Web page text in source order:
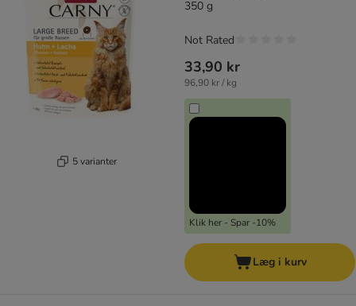
5 varianter
350 g
33,90 kr
96,90 kr / kg
Klik her - Spar -10%
Not Rated
Læg i kurv